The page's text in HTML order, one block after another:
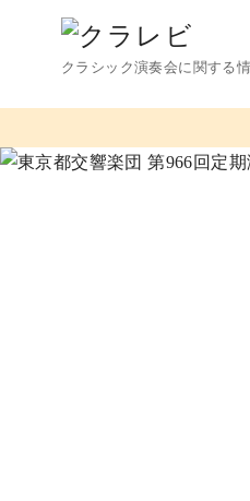
へ
クラシック演奏会に関する